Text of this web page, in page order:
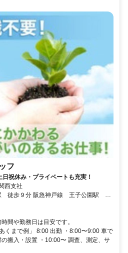
フ
日祝休み・プライベートも充実！
西支社
野道駅 徒歩１２分 阪神本線 岩屋駅
間や勤務日は目安です。
くまで例」 8:00 出勤 ・8:00〜9:00 車で
搬入・設置 ・10:00〜 調査、測定、サ